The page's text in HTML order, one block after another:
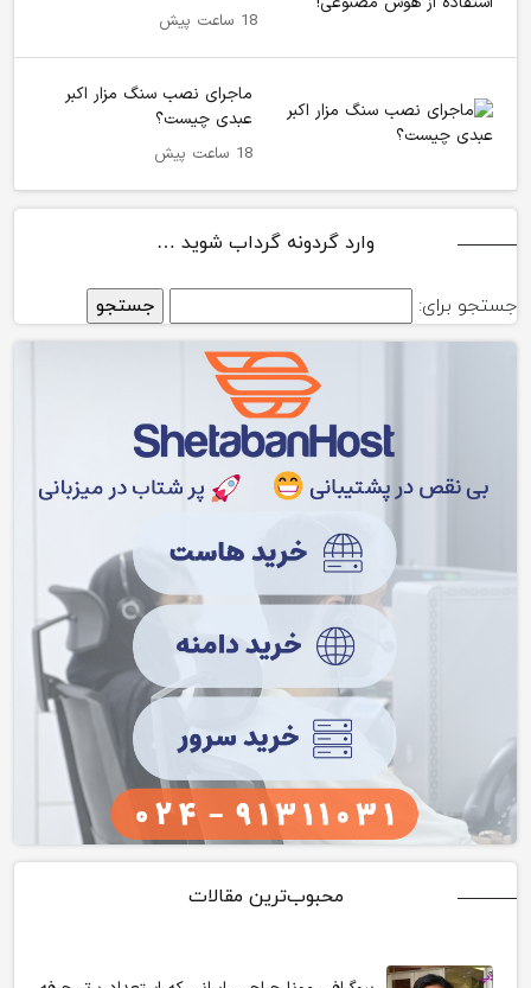
محبوب‌ترین مقالات
18 ساعت پیش
ماجرای نصب سنگ مزار اکبر
عبدی چیست؟
18 ساعت پیش
وارد گردونه گرداب شوید …
جستجو برای: